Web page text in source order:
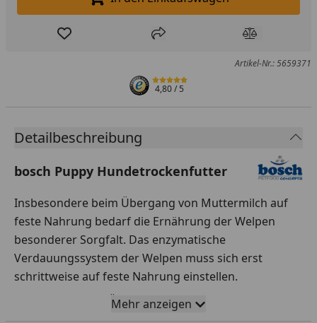
In den Einkaufswagen legen
Produkt zur Wunschliste hinzufügen
Teilen Produkt
Artikel-Nr.: 5659371
4,80/ 5
Detailbeschreibung
bosch Puppy Hundetrockenfutter
Insbesondere beim Übergang von Muttermilch auf
feste Nahrung bedarf die Ernährung der Welpen
besonderer Sorgfalt. Das enzymatische
Verdauungssystem der Welpen muss sich erst
schrittweise auf feste Nahrung einstellen.
PUPPY ist auf die Übergangszeit nach der
Muttermilch abgestimmt und kann daher bereits ab
Mehr anzeigen